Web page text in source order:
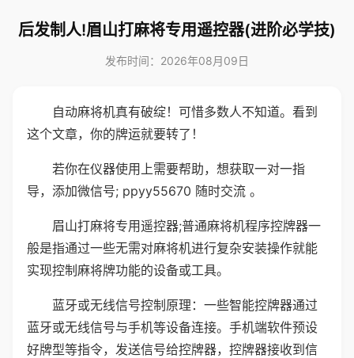
后发制人!眉山打麻将专用遥控器(进阶必学技)
发布时间：2026年08月09日
自动麻将机真有破绽！可惜多数人不知道。看到
这个文章，你的牌运就要转了！
若你在仪器使用上需要帮助，想获取一对一指
导，添加微信号; ppyy55670 随时交流 。
眉山打麻将专用遥控器;普通麻将机程序控牌器一
般是指通过一些无需对麻将机进行复杂安装操作就能
实现控制麻将牌功能的设备或工具。
蓝牙或无线信号控制原理：一些智能控牌器通过
蓝牙或无线信号与手机等设备连接。手机端软件预设
好牌型等指令，发送信号给控牌器，控牌器接收到信